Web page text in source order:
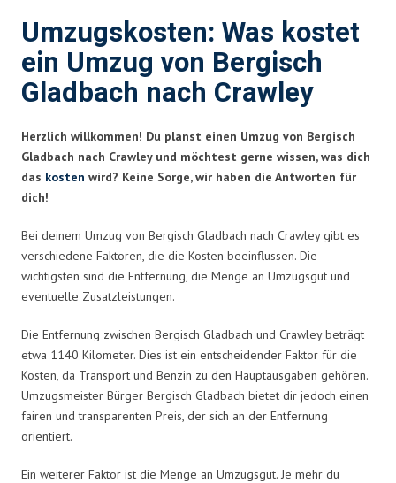
Umzugskosten: Was kostet
ein Umzug von Bergisch
Gladbach nach Crawley
Herzlich willkommen! Du planst einen Umzug von Bergisch
Gladbach nach Crawley und möchtest gerne wissen, was dich
das kosten wird? Keine Sorge, wir haben die Antworten für
dich!
Bei deinem Umzug von Bergisch Gladbach nach Crawley gibt es
verschiedene Faktoren, die die Kosten beeinflussen. Die
wichtigsten sind die Entfernung, die Menge an Umzugsgut und
eventuelle Zusatzleistungen.
Die Entfernung zwischen Bergisch Gladbach und Crawley beträgt
etwa 1140 Kilometer. Dies ist ein entscheidender Faktor für die
Kosten, da Transport und Benzin zu den Hauptausgaben gehören.
Umzugsmeister Bürger Bergisch Gladbach bietet dir jedoch einen
fairen und transparenten Preis, der sich an der Entfernung
orientiert.
Ein weiterer Faktor ist die Menge an Umzugsgut. Je mehr du